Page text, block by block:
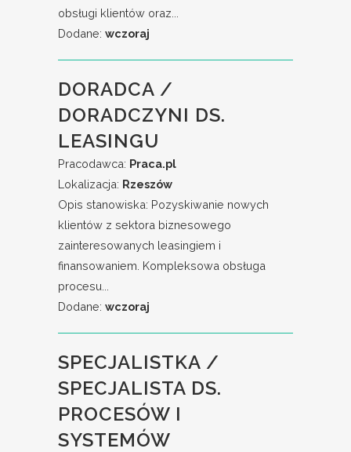
obsługi klientów oraz...
Dodane: wczoraj
DORADCA /
DORADCZYNI DS.
LEASINGU
Pracodawca: Praca.pl
Lokalizacja: Rzeszów
Opis stanowiska: Pozyskiwanie nowych
klientów z sektora biznesowego
zainteresowanych leasingiem i
finansowaniem. Kompleksowa obsługa
procesu...
Dodane: wczoraj
SPECJALISTKA /
SPECJALISTA DS.
PROCESÓW I
SYSTEMÓW